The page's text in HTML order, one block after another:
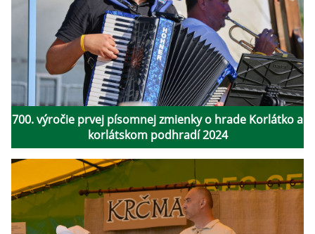
700. výročie prvej písomnej zmienky o hrade Korlátko a
korlátskom podhradí 2024